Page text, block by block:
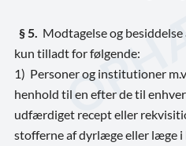
§ 5. Modtagelse og
kun tilladt for følgende:
1) Personer og institutioner
henhold til en efter de til
udfærdiget recept eller
stofferne af dyrlæge eller læge i